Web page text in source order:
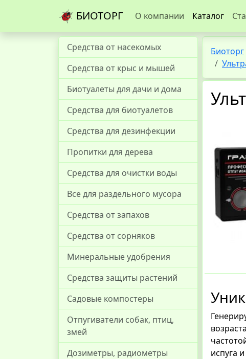
БИОТОРГ О компании Каталог
Средства от насекомых
Средства от крыс и мышей
Биотуалеты для дачи и дома
Средства для биотуалетов
Средства для дезинфекции
Пропитки для дерева
Средства для очистки воды
Все для раздельного мусора
Средства от запахов
Средства от сорняков
Минеральные удобрения
Средства защиты растений
Садовые компостеры
Отпугиватели собак, птиц,
змей
Дозиметры, радиометры
Биоторг
испуга